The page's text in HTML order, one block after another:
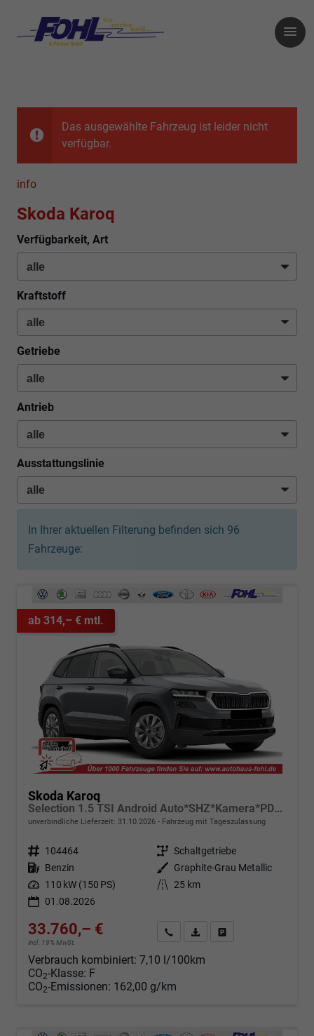
Das ausgewählte Fahrzeug ist leider nicht
verfügbar.
info
Skoda Karoq
Verfügbarkeit, Art
Kraftstoff
Getriebe
Antrieb
Ausstattungslinie
In Ihrer aktuellen Filterung befinden sich 96
Fahrzeuge:
ab 314,– € mtl.
Skoda Karoq
Selection 1.5 TSI Android Auto*SHZ*Kamera*PDC v/h*Klimaauto*SUNSET*LED
unverbindliche Lieferzeit: 31.10.2026 Fahrzeug mit Tageszulassung
Fahrzeugnr. 104464 Getriebe Schaltgetriebe
Kraftstoff Benzin Außenfarbe
Graphite-Grau Metallic
Leistung 110 kW (150 PS) Kilometerstand 25 km
01.08.2026
33.760,– €
incl. 19% MwSt.
Angebot anfordern
Fahrzeugexpose (PDF)
Verbrauch kombiniert: 7,10 l/100km
CO2-Klasse: F
CO2-Emissionen: 162,00 g/km